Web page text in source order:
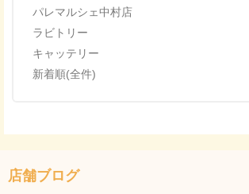
パレマルシェ中村店
ラビトリー
キャッテリー
新着順(全件)
店舗ブログ